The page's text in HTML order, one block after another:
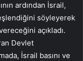
ardından İsrail,
söyleyerek
açıkladı.
Devlet
İsrail basını ve